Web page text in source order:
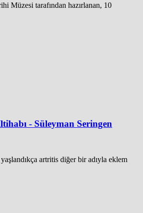
Müzesi tarafından hazırlanan, 10
- Süleyman Seringen
artritis diğer bir adıyla eklem